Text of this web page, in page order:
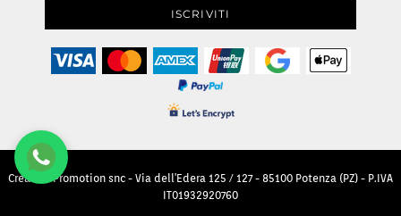
ISCRIVITI
Creative Promotion snc - Via dell'Edera 125 / 127 - 85100 Potenza (PZ) - P.IVA
IT01932920760